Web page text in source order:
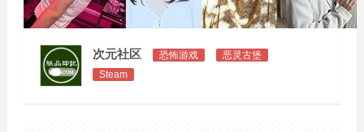
次元社区 恐怖游戏
恶灵古堡
Steam